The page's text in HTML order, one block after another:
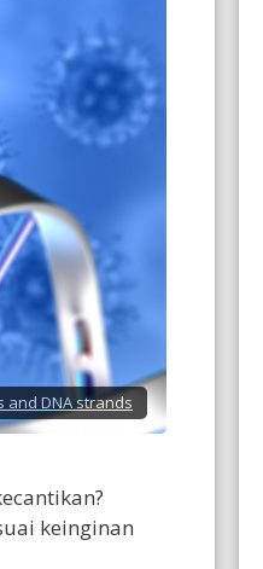
and DNA strands
keinginan